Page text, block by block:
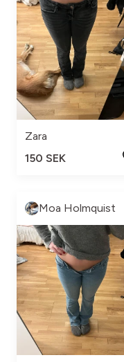
Zara
150 SEK
Moa Holmquist